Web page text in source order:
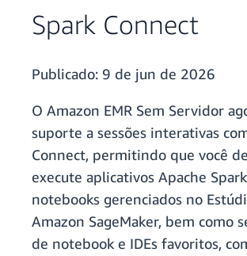
Spark Connect
Publicado: 9 de jun de 2026
O Amazon EMR Sem Servidor
suporte a sessões interativas
Connect, permitindo que você
execute aplicativos Apache
notebooks gerenciados no
Amazon SageMaker, bem como
de notebook e IDEs favoritos,